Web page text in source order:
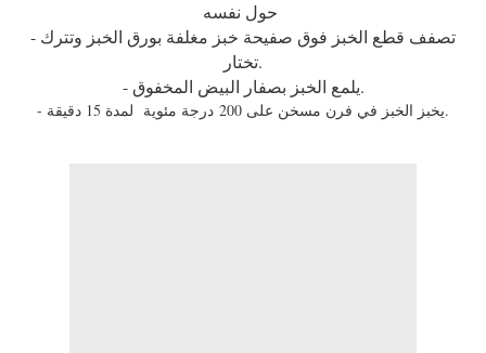
- تصفف قطع الخبز فوق صفيحة خبز مغلفة بورق الخبز وتترك
تختار.
- يلمع الخبز بصفار البيض المخفوق.
- يخبز الخبز في فرن مسخن على 200 درجة مئوية لمدة 15 دقيقة.